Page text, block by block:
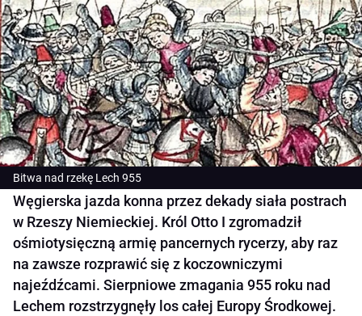
Bitwa nad rzekę Lech 955
Węgierska jazda konna przez dekady siała postrach
w Rzeszy Niemieckiej. Król Otto I zgromadził
ośmiotysięczną armię pancernych rycerzy, aby raz
na zawsze rozprawić się z koczowniczymi
najeźdźcami. Sierpniowe zmagania 955 roku nad
Lechem rozstrzygnęły los całej Europy Środkowej.